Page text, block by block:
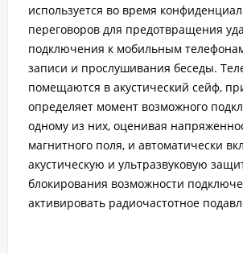
используется во время
переговоров для предотвращения
подключения к мобильным
записи и прослушивания беседы.
помещаются в акустический сейф,
определяет момент возможного
одному из них, оценивая
магнитного поля, и автоматически
акустическую и ультразвуковую
блокирования возможности
активировать радиочастотное